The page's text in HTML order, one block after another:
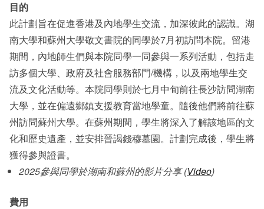
目的
此計劃旨在促進香港及內地學生交流，加深彼此的認識。湖
南大學和蘇州大學敬文書院的同學於7月初訪問本院。留港
期間，內地師生們與本院同學一同參與一系列活動，包括走
訪多個大學、政府及社會服務部門/機構，以及兩地學生交
流及文化活動等。本院同學則於七月中旬前往長沙訪問湖南
大學，並在偏遠鄉鎮支援教育當地學童。隨後他們將前往蘇
州訪問蘇州大學。在蘇州期間，學生將深入了解該地區的文
化和歷史遺產，並安排晉謁錢穆墓園。計劃完成後，學生將
獲得參與證書。
2025參與同學於湖南和蘇州的影片分享 (Video)
費用